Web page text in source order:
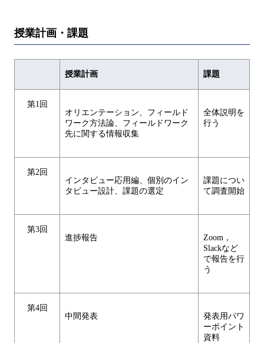
授業計画・課題
授業計画 課題
第1回
オリエンテーション、フィールド
ワーク方法論、フィールドワーク
先に関する情報収集
全体説明を
行う
第2回
インタビュー応用編、個別のイン
タビュー設計、課題の選定
課題につい
て調査開始
第3回
進捗報告
Zoom，
Slackなど
で報告を行
う
第4回
中間発表
発表用パワ
ーポイント
資料